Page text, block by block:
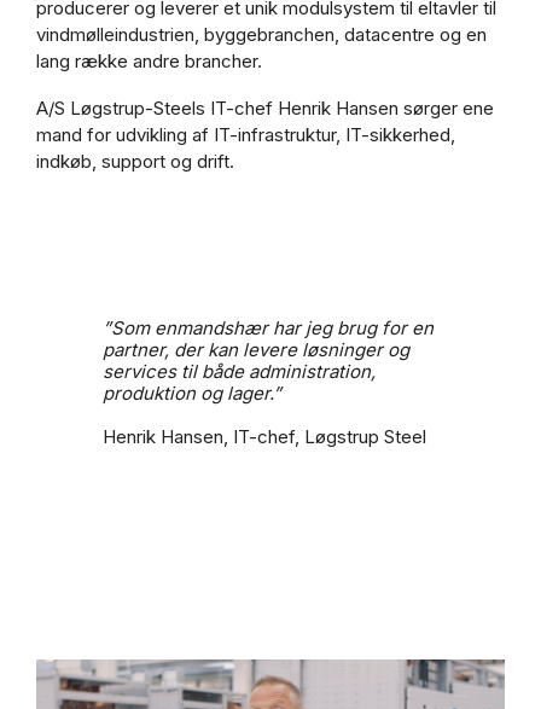
producerer og leverer et unik modulsystem til eltavler til
vindmølleindustrien, byggebranchen, datacentre og en
lang række andre brancher.
A/S Løgstrup-Steels IT-chef Henrik Hansen sørger ene
mand for udvikling af IT-infrastruktur, IT-sikkerhed,
indkøb, support og drift.
”Som enmandshær har jeg brug for en
partner, der kan levere løsninger og
services til både administration,
produktion og lager.”
Henrik Hansen, IT-chef, Løgstrup Steel